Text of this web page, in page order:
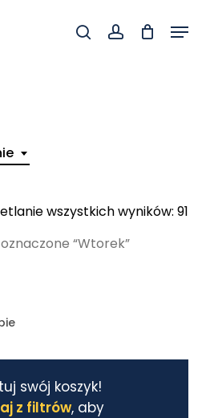
searchaccount
Menu
wszystkich wyników: 91
“Wtorek”
swój koszyk!
z filtrów, aby